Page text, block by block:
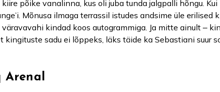
põike vanalinna, kus oli juba tunda jalgpalli hõngu. Kui
Mõnusa ilmaga terrassil istudes andsime üle erilised
kindad koos autogrammiga. Ja mitte ainult ‒
kingituste sadu ei lõppeks, läks täide ka Sebastiani suur